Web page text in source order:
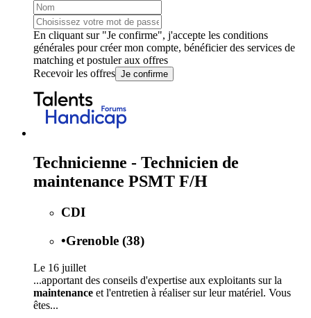
En cliquant sur "Je confirme", j'accepte les conditions
générales pour créer mon compte, bénéficier des services de
matching et postuler aux offres
Recevoir les offres Je confirme
Technicienne - Technicien de
maintenance PSMT F/H
CDI
•Grenoble (38)
Le 16 juillet
...apportant des conseils d'expertise aux exploitants sur la
maintenance et l'entretien à réaliser sur leur matériel. Vous
êtes...